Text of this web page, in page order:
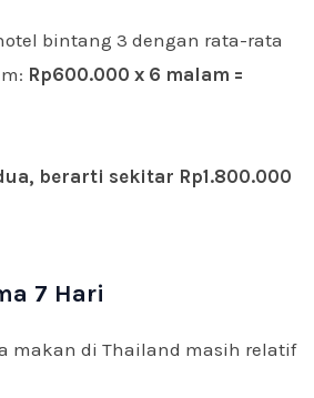
bintang 3 dengan rata-rata
Rp600.000 x 6 malam =
berarti sekitar Rp1.800.000
7 Hari
makan di Thailand masih relatif